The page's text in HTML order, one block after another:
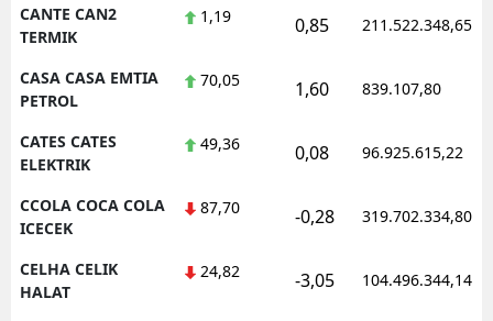
CANTE CAN2
TERMIK
1,19 0,85 211.522.348,65
CASA CASA EMTIA
PETROL
70,05 1,60 839.107,80
CATES CATES
ELEKTRIK
49,36 0,08 96.925.615,22
CCOLA COCA COLA
ICECEK
87,70 -0,28 319.702.334,80
CELHA CELIK
HALAT
24,82 -3,05 104.496.344,14